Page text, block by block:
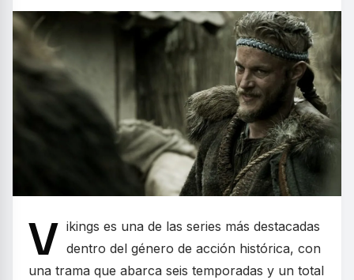
V ikings es una de las series más destacadas
dentro del género de acción histórica, con
una trama que abarca seis temporadas y un total